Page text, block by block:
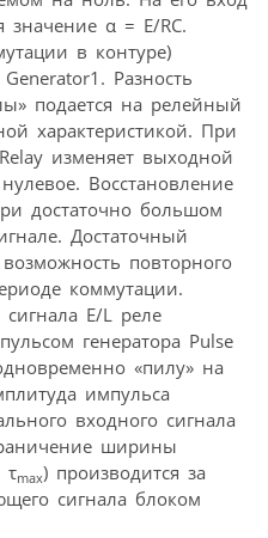
значение α = E/RC.
в контуре)
Разность
подается на релейный
характеристикой. При
изменяет выходной
Восстановление
достаточно большом
Достаточный
повторного
коммутации.
E/L реле
генератора Pulse
«пилу» на
импульса
входного сигнала
ширины
τmax) производится за
сигнала блоком